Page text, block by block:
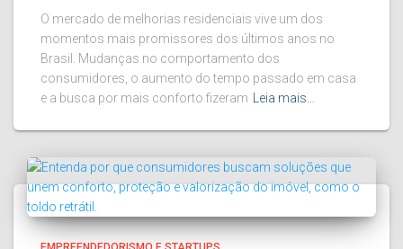
O mercado de melhorias residenciais vive um dos
momentos mais promissores dos últimos anos no
Brasil. Mudanças no comportamento dos
consumidores, o aumento do tempo passado em casa
e a busca por mais conforto fizeram
Leia mais…